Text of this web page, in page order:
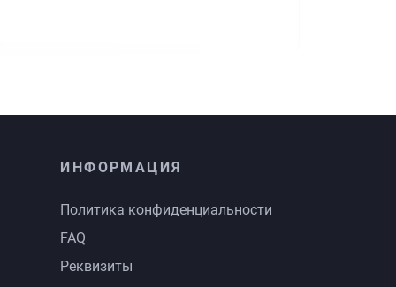
ИНФОРМАЦИЯ
Политика конфиденциальности
FAQ
Реквизиты